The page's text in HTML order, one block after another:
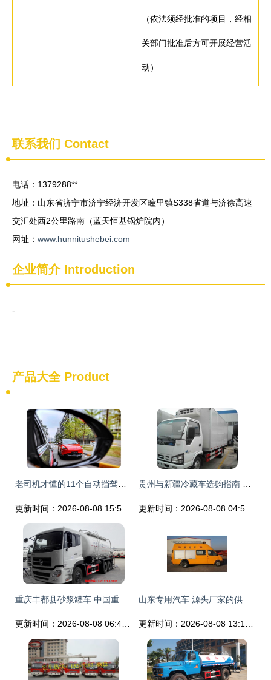
（依法须经批准的项目，经相
关部门批准后方可开展经营活
动）
联系我们 Contact
电话：1379288**
地址：山东省济宁市济宁经济开发区疃里镇S338省道与济徐高速
交汇处西2公里路南（蓝天恒基锅炉院内）
网址： www.hunnitushebei.com
企业简介Introduction
-
产品大全Product